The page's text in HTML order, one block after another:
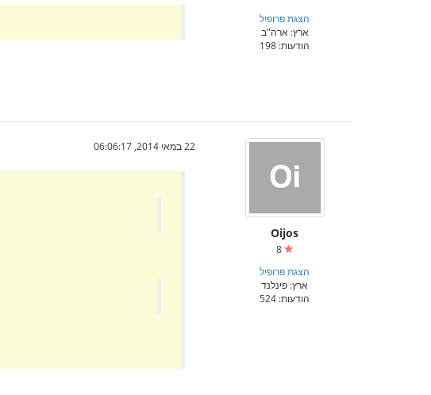
הצגת פרופיל
ארץ: ארה"ב
הודעות: 198
Oijos
8
הצגת פרופיל
ארץ: פינלנד
הודעות: 524
22 במאי 2014, 06:06:17